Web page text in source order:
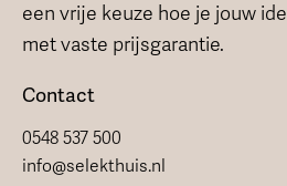
een vrije keuze hoe je jouw
met vaste prijsgarantie.
Contact
0548 537 500
info@selekthuis.nl